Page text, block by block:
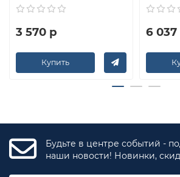
3 570 р
Купить
6 037
Будьте в центре событий -
наши новости! Новинки,